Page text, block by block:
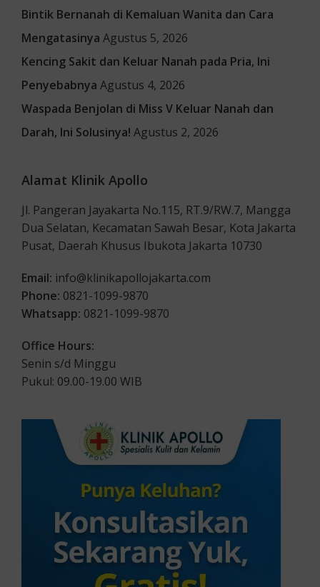
Bintik Bernanah di Kemaluan Wanita dan Cara
Mengatasinya Agustus 5, 2026
Kencing Sakit dan Keluar Nanah pada Pria, Ini
Penyebabnya Agustus 4, 2026
Waspada Benjolan di Miss V Keluar Nanah dan
Darah, Ini Solusinya! Agustus 2, 2026
Alamat Klinik Apollo
Jl. Pangeran Jayakarta No.115, RT.9/RW.7, Mangga
Dua Selatan, Kecamatan Sawah Besar, Kota Jakarta
Pusat, Daerah Khusus Ibukota Jakarta 10730
Email: info@klinikapollojakarta.com
Phone: 0821-1099-9870
Whatsapp: 0821-1099-9870
Office Hours:
Senin s/d Minggu
Pukul: 09.00-19.00 WIB